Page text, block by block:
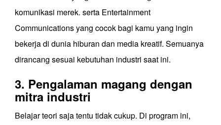
komunikasi merek. serta Entertainment
Communications yang cocok bagi kamu yang ingin
bekerja di dunia hiburan dan media kreatif. Semuanya
dirancang sesuai kebutuhan industri saat ini.
3. Pengalaman magang dengan
mitra industri
Belajar teori saja tentu tidak cukup. Di program ini,